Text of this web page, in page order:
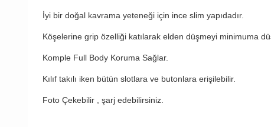
İyi bir doğal kavrama yeteneği için ince slim yapıdadır.
Köşelerine grip özelliği katılarak elden düşmeyi minimuma
Komple Full Body Koruma Sağlar.
Kılıf takılı iken bütün slotlara ve butonlara erişilebilir.
Foto Çekebilir , şarj edebilirsiniz.